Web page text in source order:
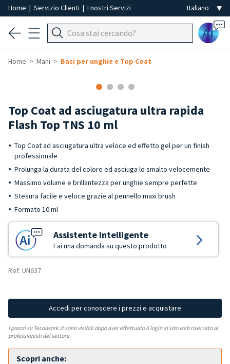
Home | Servizio Clienti | I nostri Servizi
Ai
Home Mani Basi per unghie e Top Coat
Top Coat ad asciugatura ultra rapida
Flash Top TNS 10 ml
Top Coat ad asciugatura ultra veloce ed effetto gel per un finish
professionale
Prolunga la durata del colore ed asciuga lo smalto velocemente
Massimo volume e brillantezza per unghie sempre perfette
Stesura facile e veloce grazie al pennello maxi brush
Formato 10 ml
Assistente Intelligente
Fai una domanda su questo prodotto
Ref: UN637
Accedi per conoscere i prezzi e acquistare
I prezzi su Tecniwork.it sono visibili dopo aver effettuato il login al sito web riservato ai
professionisti del settore.
Scopri anche: